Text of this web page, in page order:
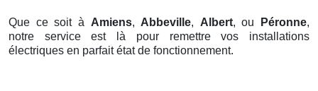
Que ce soit à Amiens, Abbeville, Albert, ou Péronne,
notre service est là pour remettre vos installations
électriques en parfait état de fonctionnement.